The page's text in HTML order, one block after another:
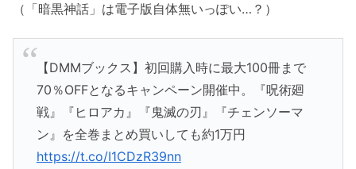
（「暗黒神話」は電子版自体無いっぽい…？）
【DMMブックス】初回購入時に最大100冊まで
70％OFFとなるキャンペーン開催中。『呪術廻
戦』『ヒロアカ』『鬼滅の刃』『チェンソーマ
ン』を全巻まとめ買いしても約1万円
https://t.co/I1CDzR39nn